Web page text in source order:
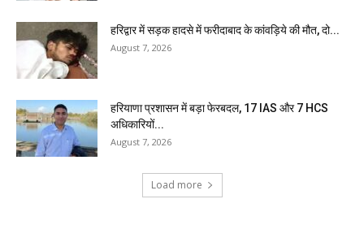
हरिद्वार में सड़क हादसे में फरीदाबाद के कांवड़िये की मौत, दो...
August 7, 2026
हरियाणा प्रशासन में बड़ा फेरबदल, 17 IAS और 7 HCS
अधिकारियों...
August 7, 2026
Load more